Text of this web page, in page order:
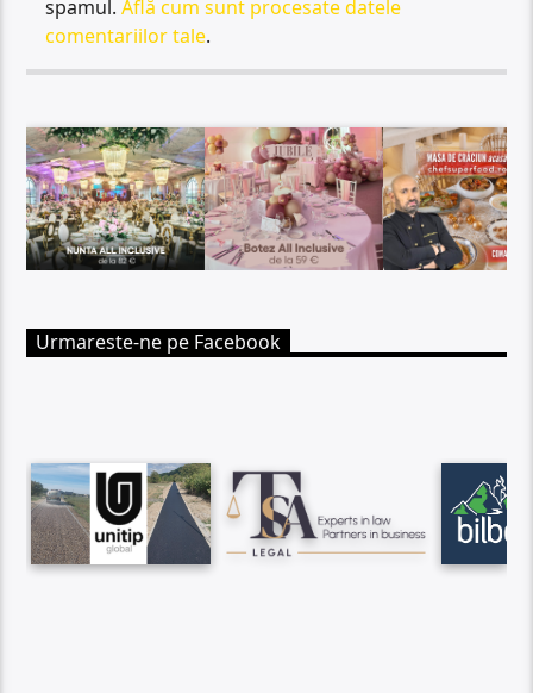
spamul.Află cum sunt procesate datele
comentariilor tale.
Urmareste-ne pe Facebook